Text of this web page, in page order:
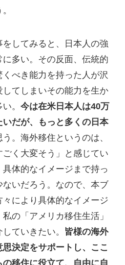
してみると、日本人の強
多い。その反面、伝統的
べき能力を持った人が沢
てしまいその能力を生か
。 今は在米日本人は40万
いだが、もっと多くの日本
う。海外移住というのは、
ごく大変そう」と感じてい
体的なイメージまで持っ
いだろう。なので、本ブ
により具体的なイメージ
の「アメリカ移住生活」
ていきたい。 皆様の海外
決定をサポートし、ここ
移住に役立て、自由に自